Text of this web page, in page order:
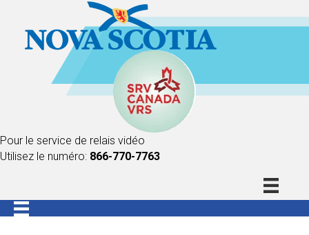
Pour le service de relais vidéo
Utilisez le numéro: 866-770-7763